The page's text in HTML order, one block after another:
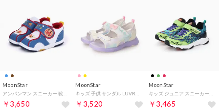
MoonStar
￥3,650
MoonStar
￥3,520
MoonStar
￥3,465